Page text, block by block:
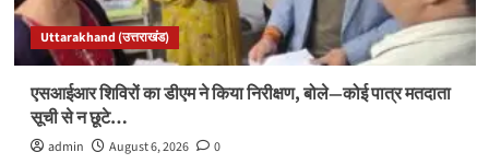
Uttarakhand (उत्तराखंड)
एसआईआर शिविरों का डीएम ने किया निरीक्षण, बोले—कोई पात्र मतदाता
सूची से न छूटे…
admin August 6, 2026 0